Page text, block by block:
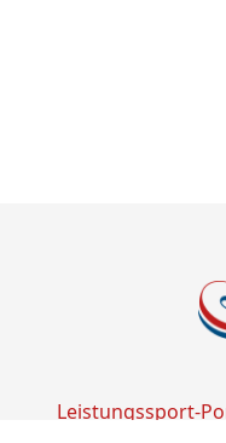
Leistungssport-